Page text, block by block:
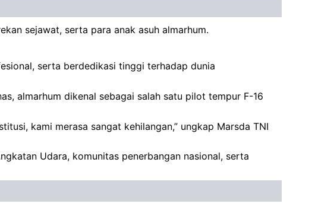
sejawat, serta para anak asuh almarhum.
serta berdedikasi tinggi terhadap dunia
almarhum dikenal sebagai salah satu pilot tempur F-16
kami merasa sangat kehilangan,” ungkap Marsda TNI
Udara, komunitas penerbangan nasional, serta